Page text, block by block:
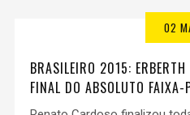
02
BRASILEIRO 2015:
FINAL DO ABSOLUTO FAIXA-